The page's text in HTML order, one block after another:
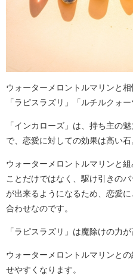
ウォーターメロントルマリンと
「ラピスラズリ」「ルチルクォー
「インカローズ」は、持ち主の
で、恋愛に対しての効果は高い石
ウォーターメロントルマリンと
ことだけではなく、駆け引きの
が出来るようになるため、恋愛
合わせなのです。
「ラピスラズリ」は魔除けの力が
ウォーターメロントルマリンと
せやすくなります。